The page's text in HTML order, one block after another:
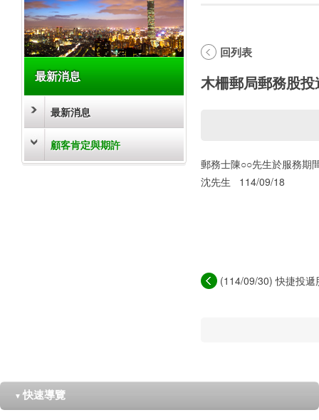
最新消息
最新消息
顧客肯定與期許
回列表
木柵郵局郵務股
郵務士陳○○先生於服務期
沈先生 114/09/18
(114/09/30) 快捷投
▼ 快速導覽